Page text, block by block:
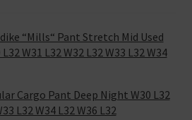
“Mills“ Pant Stretch Mid Used
W31 L32 W32 L32 W33 L32 W34
Cargo Pant Deep Night W30 L32
L32 W34 L32 W36 L32